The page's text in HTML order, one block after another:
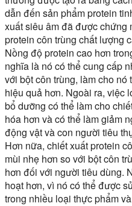
dẫn đến sản phẩm protein
xuất siêu âm đã được chứng
protein côn trùng chất lượng
Nồng độ protein cao hơn
nghĩa là nó có thể cung cấp
với bột côn trùng, làm cho nó
hiệu quả hơn. Ngoài ra, việc
bổ dưỡng có thể làm cho
hóa hơn và có thể làm giảm
động vật và con người tiêu
Hơn nữa, chiết xuất protein
mùi nhẹ hơn so với bột côn
hơn đối với người tiêu dùng.
hoạt hơn, vì nó có thể được
trong nhiều loại thực phẩm